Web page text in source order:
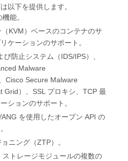
以下を提供します。
機能。
KVM ）ベースのコンテナのサ
ケーションのサポート。
び防止システム（IDS/IPS）、
Malware
Cisco Secure Malware
Grid ）、 SSL プロキシ、 TCP 最
ションのサポート。
を使用したオープン API の
ニング（ZTP）。
ストレージモジュールの複数の